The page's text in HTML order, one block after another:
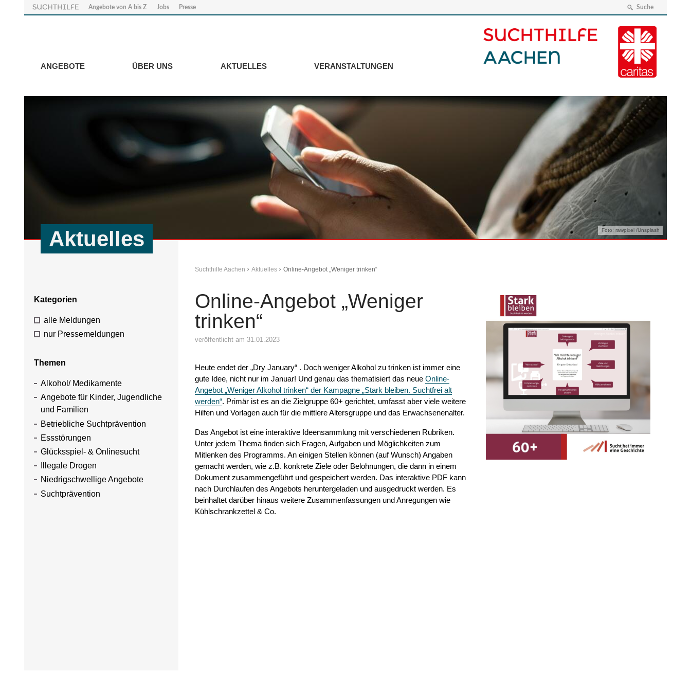
Angebote von A bis Z Jobs Presse Suche
ANGEBOTE ÜBER UNS AKTUELLES VERANSTALTUNGEN
Aktuelles Foto: rawpixel /Unsplash
Kategorien
alle Meldungen
nur Pressemeldungen
Themen
Alkohol/ Medikamente
Angebote für Kinder, Jugendliche
und Familien
Betriebliche Suchtprävention
Essstörungen
Glücksspiel- & Onlinesucht
Illegale Drogen
Niedrigschwellige Angebote
Suchtprävention
Suchthilfe Aachen Aktuelles Online-Angebot „Weniger trinken“
Online-Angebot „Weniger
trinken“
veröffentlicht am 31.01.2023
Heute endet der „Dry January“ . Doch weniger Alkohol zu trinken ist immer eine
gute Idee, nicht nur im Januar! Und genau das thematisiert das neue Online-
Angebot „Weniger Alkohol trinken“ der Kampagne „Stark bleiben. Suchtfrei alt
werden“. Primär ist es an die Zielgruppe 60+ gerichtet, umfasst aber viele weitere
Hilfen und Vorlagen auch für die mittlere Altersgruppe und das Erwachsenenalter.
Das Angebot ist eine interaktive Ideensammlung mit verschiedenen Rubriken.
Unter jedem Thema finden sich Fragen, Aufgaben und Möglichkeiten zum
Mitlenken des Programms. An einigen Stellen können (auf Wunsch) Angaben
gemacht werden, wie z.B. konkrete Ziele oder Belohnungen, die dann in einem
Dokument zusammengeführt und gespeichert werden. Das interaktive PDF kann
nach Durchlaufen des Angebots heruntergeladen und ausgedruckt werden. Es
beinhaltet darüber hinaus weitere Zusammenfassungen und Anregungen wie
Kühlschrankzettel & Co.